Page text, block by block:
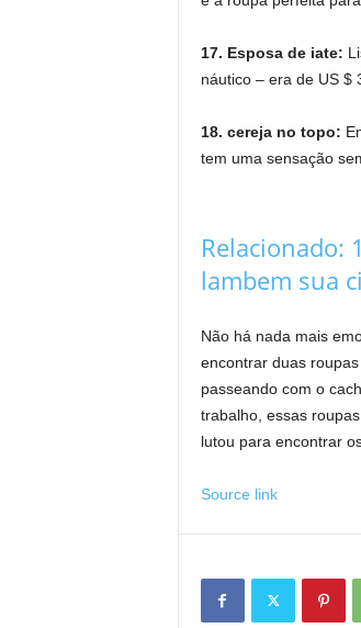
17. Esposa de iate:
náutico – era de US $
18. cereja no topo:
tem uma sensação
Relacionado:
lambem sua
Não há nada mais
encontrar duas
passeando com o
trabalho, essas
lutou para encontrar
Source link